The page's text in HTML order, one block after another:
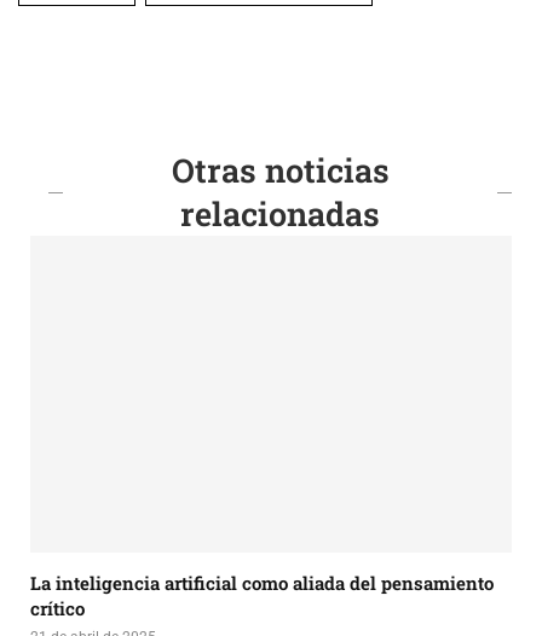
Otras noticias
relacionadas
La inteligencia artificial como aliada del pensamiento
crítico